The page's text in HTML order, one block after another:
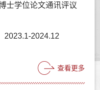
士学位论文通讯评议
2023.1-2024.12
查看更多